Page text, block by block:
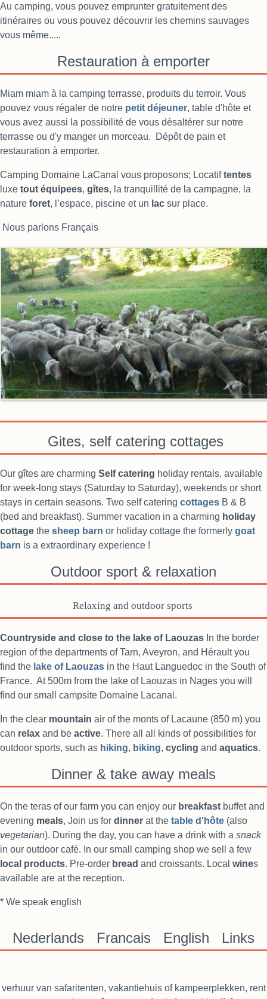
Au camping, vous pouvez emprunter gratuitement des
itinéraires ou vous pouvez découvrir les chemins sauvages
vous même.....
Restauration à emporter
Miam miam à la camping terrasse, produits du terroir. Vous
pouvez vous régaler de notre petit déjeuner, table d'hôte et
vous avez aussi la possibilité de vous désaltérer sur notre
terrasse ou d'y manger un morceau.
Dépôt de pain et
restauration à emporter.
Camping Domaine LaCanal vous proposons; Locatiftentes
luxe tout équipees, gîtes, la tranquillité de la campagne, la
nature foret, l’espace, piscine et un lac sur place.
Nous parlons Français
Gites, self catering cottages
Our gîtes are charming Self catering holiday rentals, available
for week-long stays (Saturday to Saturday), weekends or short
stays in certain seasons. Two self catering cottages B & B
(bed and breakfast). Summer vacation in a charming holiday
cottage the sheep barn or holiday cottage the formerly goat
barn is a extraordinary experience !
Outdoor sport & relaxation
Relaxing and outdoor sports
Countryside and close to the lake of Laouzas In the border
region of the departments of Tarn, Aveyron, and Hérault you
find the lake of Laouzas in the Haut Languedoc in the South of
France. At 500m from the lake of Laouzas in Nages you will
find our small campsite Domaine Lacanal.
In the clear mountain air of the monts of Lacaune (850 m) you
can relax and be active. There all all kinds of possibilities for
outdoor sports, such as hiking, biking, cycling and aquatics.
Dinner & take away meals
On the teras of our farm you can enjoy our breakfast buffet and
evening meals, Join us for dinner at the table d'hôte (also
vegetarian). During the day, you can have a drink with a snack
in our outdoor café. In our small camping shop we sell a few
local products. Pre-order bread and croissants. Local wines
available are at the reception.
* We speak english
Nederlands Francais English Links
verhuur van safaritenten, vakantiehuis of kampeerplekken, rent